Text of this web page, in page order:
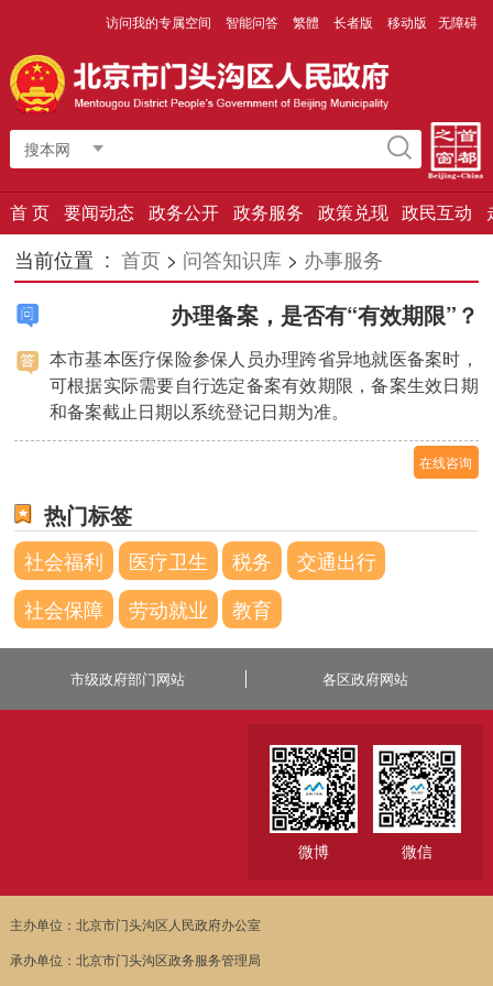
访问我的专属空间 智能问答 繁體 长者版 移动版 无障碍
搜本网
首 页 要闻动态 政务公开 政务服务 政策兑现 政民互动
当前位置 :首页 > 问答知识库 > 办事服务
办理备案，是否有“有效期限”？
本市基本医疗保险参保人员办理跨省异地就医备案时，
可根据实际需要自行选定备案有效期限，备案生效日期
和备案截止日期以系统登记日期为准。
在线咨询
热门标签
社会福利 医疗卫生 税务
交通出行
社会保障
劳动就业 教育
市级政府部门网站 各区政府网站
微博 微信
主办单位：北京市门头沟区人民政府办公室
承办单位：北京市门头沟区政务服务管理局